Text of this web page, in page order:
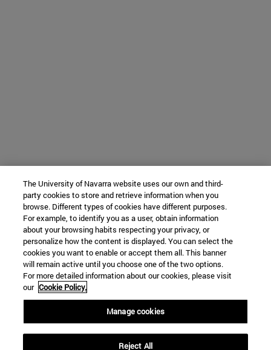
The University of Navarra website uses our own and third-
party cookies to store and retrieve information when you
browse. Different types of cookies have different purposes.
For example, to identify you as a user, obtain information
about your browsing habits respecting your privacy, or
personalize how the content is displayed. You can select the
cookies you want to enable or accept them all. This banner
will remain active until you choose one of the two options.
For more detailed information about our cookies, please visit
our Cookie Policy.
Manage cookies
Reject All